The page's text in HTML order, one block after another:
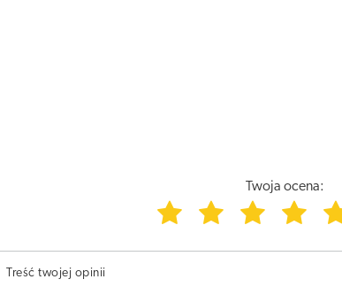
Twoja ocena:
Treść twojej opinii